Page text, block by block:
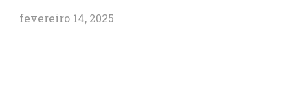
fevereiro 14, 2025